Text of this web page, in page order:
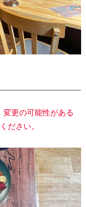
更の可能性がある
ださい。